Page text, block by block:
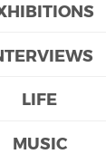
LIFE
MUSIC